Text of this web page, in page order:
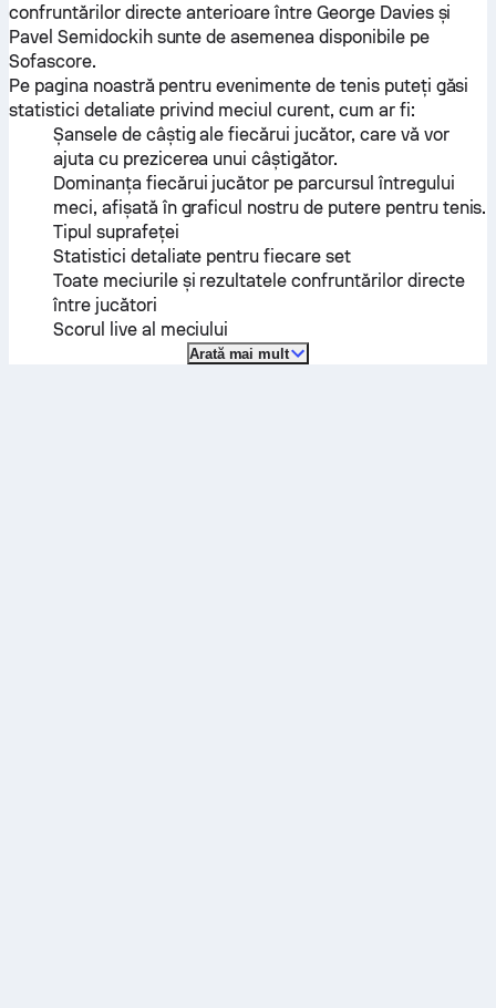
confruntărilor directe anterioare între George Daviesși
Pavel Semidockihsunte de asemenea disponibile pe
Sofascore.
Pe pagina noastră pentru evenimente de tenis puteți găsi
statistici detaliate privind meciul curent, cum ar fi:
Șansele de câștig ale fiecărui jucător, care vă vor
ajuta cu prezicerea unui câștigător.
Dominanța fiecărui jucător pe parcursul întregului
meci, afișată în graficul nostru de putere pentru tenis.
Tipul suprafeței
Statistici detaliate pentru fiecare set
Toate meciurile și rezultatele confruntărilor directe
între jucători
Scorul live al meciului
Arată mai mult